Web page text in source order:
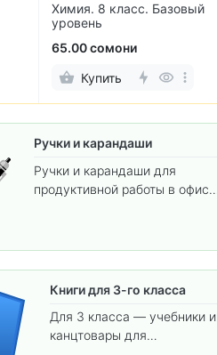
Химия. 8 класс. Базовый
уровень
65.00 сомони
Купить
Ручки и карандаши
Ручки и карандаши для
продуктивной работы в офисе
Книги для 3-го класса
Для 3 класса — учебники и
канцтовары для